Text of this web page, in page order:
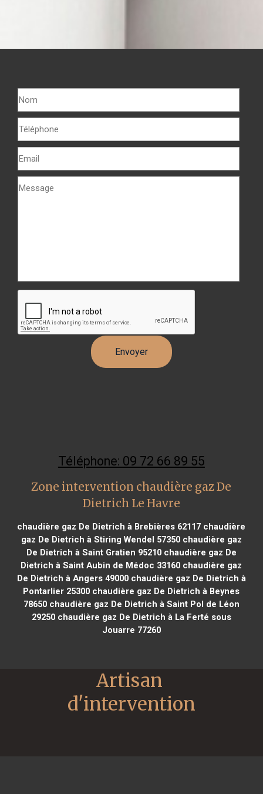
Téléphone: 09 72 66 89 55
Zone intervention chaudière gaz De
Dietrich Le Havre
chaudière gaz De Dietrich à Brebières 62117 chaudière
gaz De Dietrich à Stiring Wendel 57350chaudière gaz
De Dietrich à Saint Gratien 95210chaudière gaz De
Dietrich à Saint Aubin de Médoc 33160 chaudière gaz
De Dietrich à Angers 49000chaudière gaz De Dietrich à
Pontarlier 25300 chaudière gaz De Dietrich à Beynes
78650chaudière gaz De Dietrich à Saint Pol de Léon
29250chaudière gaz De Dietrich à La Ferté sous
Jouarre 77260
Artisan
d'intervention